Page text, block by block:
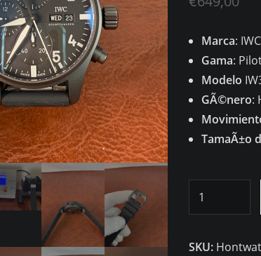
Marca: IWC
Gama:
Modelo
GÃ©nero:
TamaÃ±o
de
SKU: